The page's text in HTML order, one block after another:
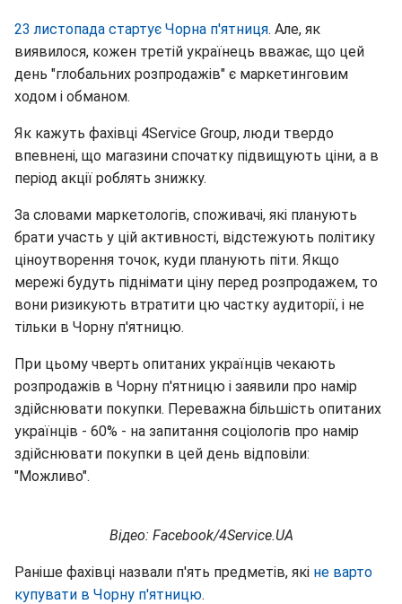
23 листопада стартує Чорна п'ятниця. Але, як
виявилося, кожен третій українець вважає, що цей
день "глобальних розпродажів" є маркетинговим
ходом і обманом.
Як кажуть фахівці 4Service Group, люди твердо
впевнені, що магазини спочатку підвищують ціни, а в
період акції роблять знижку.
За словами маркетологів, споживачі, які планують
брати участь у цій активності, відстежують політику
ціноутворення точок, куди планують піти. Якщо
мережі будуть піднімати ціну перед розпродажем, то
вони ризикують втратити цю частку аудиторії, і не
тільки в Чорну п'ятницю.
При цьому чверть опитаних українців чекають
розпродажів в Чорну п'ятницю і заявили про намір
здійснювати покупки. Переважна більшість опитаних
українців - 60% - на запитання соціологів про намір
здійснювати покупки в цей день відповіли:
"Можливо".
Відео: Facebook/4Service.UA
Раніше фахівці назвали п'ять предметів, які не варто
купувати в Чорну п'ятницю.